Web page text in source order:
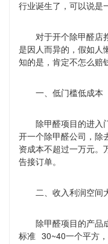
行业诞生了，可以说是
对于开个除甲醛店
是因人而异的，假如人
知的是，肯定不怎么赔
一、低门槛低成本
除甲醛项目的进入
开一个除甲醛公司，除
资成本不超过一万元。
告接订单。
二、收入利润空间
除甲醛项目的产品
标准
30~40一个平方